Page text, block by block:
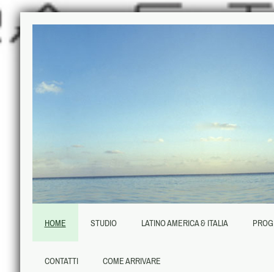
HOME STUDIO LATINO AMERICA & ITALIA
CONTATTI COME ARRIVARE